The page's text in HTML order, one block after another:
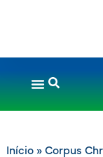
Início» Corpus